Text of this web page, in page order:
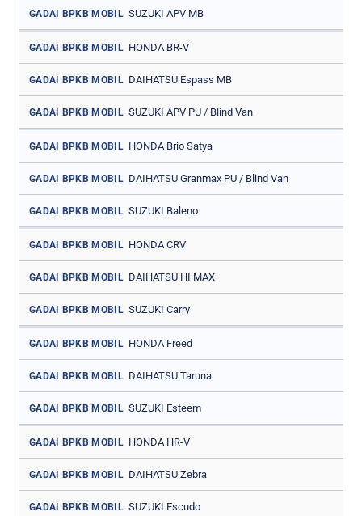
GADAI BPKB MOBIL SUZUKI APV MB
GADAI BPKB MOBIL HONDA BR-V
GADAI BPKB MOBIL DAIHATSU Espass MB
GADAI BPKB MOBIL SUZUKI APV PU / Blind Van
GADAI BPKB MOBIL HONDA Brio Satya
GADAI BPKB MOBIL DAIHATSU Granmax PU / Blind Van
GADAI BPKB MOBIL SUZUKI Baleno
GADAI BPKB MOBIL HONDA CRV
GADAI BPKB MOBIL DAIHATSU HI MAX
GADAI BPKB MOBIL SUZUKI Carry
GADAI BPKB MOBIL HONDA Freed
GADAI BPKB MOBIL DAIHATSU Taruna
GADAI BPKB MOBIL SUZUKI Esteem
GADAI BPKB MOBIL HONDA HR-V
GADAI BPKB MOBIL DAIHATSU Zebra
GADAI BPKB MOBIL SUZUKI Escudo